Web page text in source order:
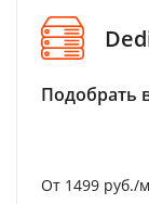
Подобрать
От 1499 руб./